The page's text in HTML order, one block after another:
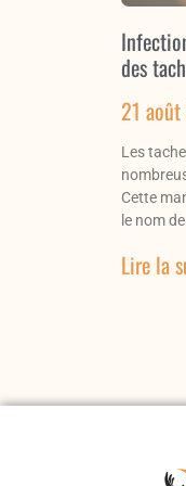
des
21
Les
Cette
le nom de
Lire la